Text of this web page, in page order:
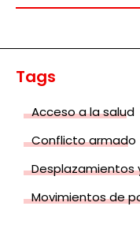
Tags
Acceso a la salud
Conflicto armado
Desplazamientos
Movimientos de